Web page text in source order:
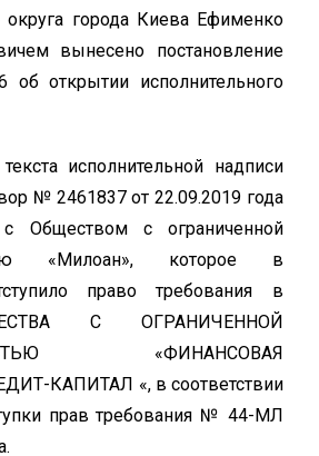
округа города Киева Ефименко
вынесено постановление
открытии исполнительного
исполнительной надписи
№ 2461837 от 22.09.2019 года
Обществом с ограниченной
«Милоан», которое в
право требования в
С ОГРАНИЧЕННОЙ
«ФИНАНСОВАЯ
КАПИТАЛ «, в соответствии
прав требования № 44-МЛ